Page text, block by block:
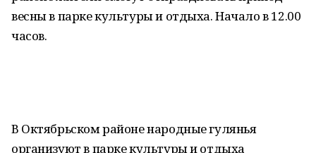
весны в парке культуры и отдыха. Начало в 12.00
часов.
В Октябрьском районе народные гулянья
организуют в парке культуры и отдыха